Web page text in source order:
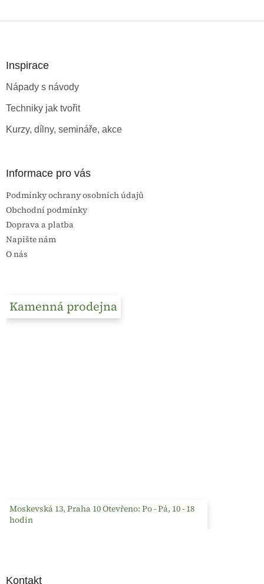
Inspirace
Nápady s návody
Techniky jak tvořit
Kurzy, dílny, semináře, akce
Informace pro vás
Podmínky ochrany osobních údajů
Obchodní podmínky
Doprava a platba
Napište nám
O nás
Kamenná prodejna
Moskevská 13, Praha 10 Otevřeno: Po - Pá, 10 - 18
hodin
Kontakt